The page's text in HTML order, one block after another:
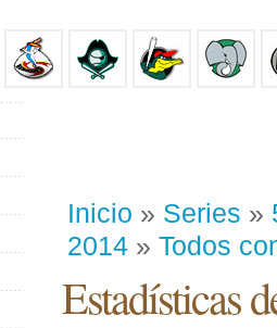
Inicio » Series »
2014 » Todos
Estadísticas